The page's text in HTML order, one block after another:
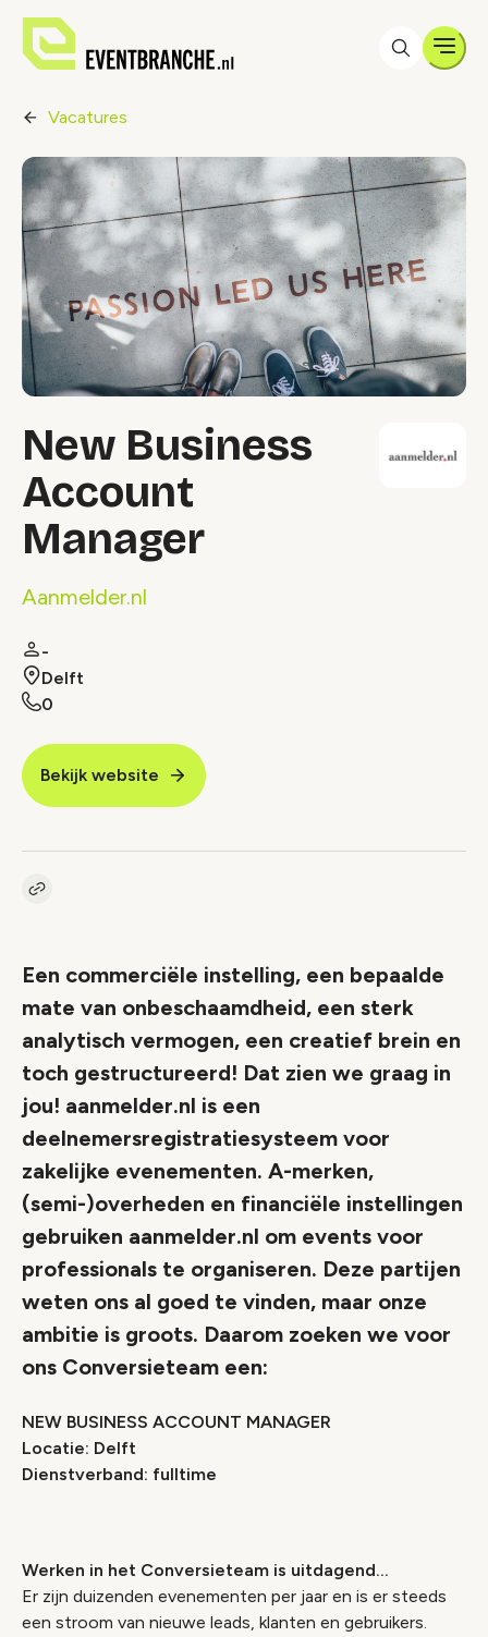
Vacatures
New Business
Account
Manager
Aanmelder.nl
-
Delft
0
Bekijk website
Kopieer link naar vacature
Een commerciële instelling, een bepaalde
mate van onbeschaamdheid, een sterk
analytisch vermogen, een creatief brein en
toch gestructureerd! Dat zien we graag in
jou! aanmelder.nl is een
deelnemersregistratiesysteem voor
zakelijke evenementen. A-merken,
(semi-)overheden en financiële instellingen
gebruiken aanmelder.nl om events voor
professionals te organiseren. Deze partijen
weten ons al goed te vinden, maar onze
ambitie is groots. Daarom zoeken we voor
ons Conversieteam een:
NEW BUSINESS ACCOUNT MANAGER
Locatie: Delft
Dienstverband: fulltime
Werken in het Conversieteam is uitdagend...
Er zijn duizenden evenementen per jaar en is er steeds
een stroom van nieuwe leads, klanten en gebruikers.